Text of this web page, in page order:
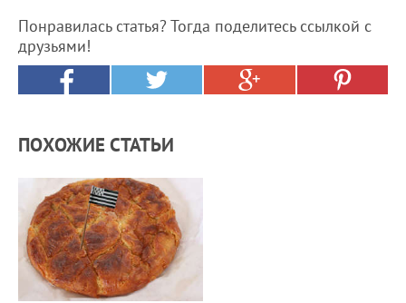
Понравилась статья? Тогда поделитесь ссылкой с
друзьями!
ПОХОЖИЕ СТАТЬИ